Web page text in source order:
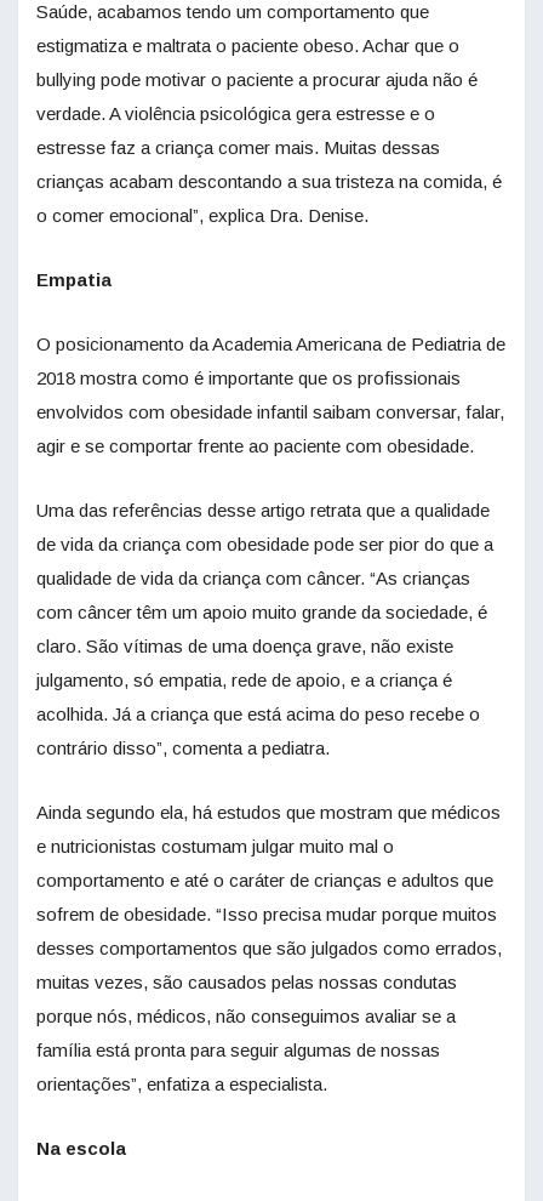
Saúde, acabamos tendo um comportamento que
estigmatiza e maltrata o paciente obeso. Achar que o
bullying pode motivar o paciente a procurar ajuda não é
verdade. A violência psicológica gera estresse e o
estresse faz a criança comer mais. Muitas dessas
crianças acabam descontando a sua tristeza na comida, é
o comer emocional”, explica Dra. Denise.
Empatia
O posicionamento da Academia Americana de Pediatria de
2018 mostra como é importante que os profissionais
envolvidos com obesidade infantil saibam conversar, falar,
agir e se comportar frente ao paciente com obesidade.
Uma das referências desse artigo retrata que a qualidade
de vida da criança com obesidade pode ser pior do que a
qualidade de vida da criança com câncer. “As crianças
com câncer têm um apoio muito grande da sociedade, é
claro. São vítimas de uma doença grave, não existe
julgamento, só empatia, rede de apoio, e a criança é
acolhida. Já a criança que está acima do peso recebe o
contrário disso”, comenta a pediatra.
Ainda segundo ela, há estudos que mostram que médicos
e nutricionistas costumam julgar muito mal o
comportamento e até o caráter de crianças e adultos que
sofrem de obesidade. “Isso precisa mudar porque muitos
desses comportamentos que são julgados como errados,
muitas vezes, são causados pelas nossas condutas
porque nós, médicos, não conseguimos avaliar se a
família está pronta para seguir algumas de nossas
orientações”, enfatiza a especialista.
Na escola